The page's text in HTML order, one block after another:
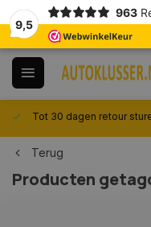
9,5
963
Tot 30 dagen retour
Terug
Producten